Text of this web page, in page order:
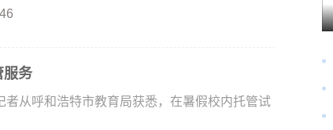
服务
从呼和浩特市教育局获悉，在暑假校内托管试